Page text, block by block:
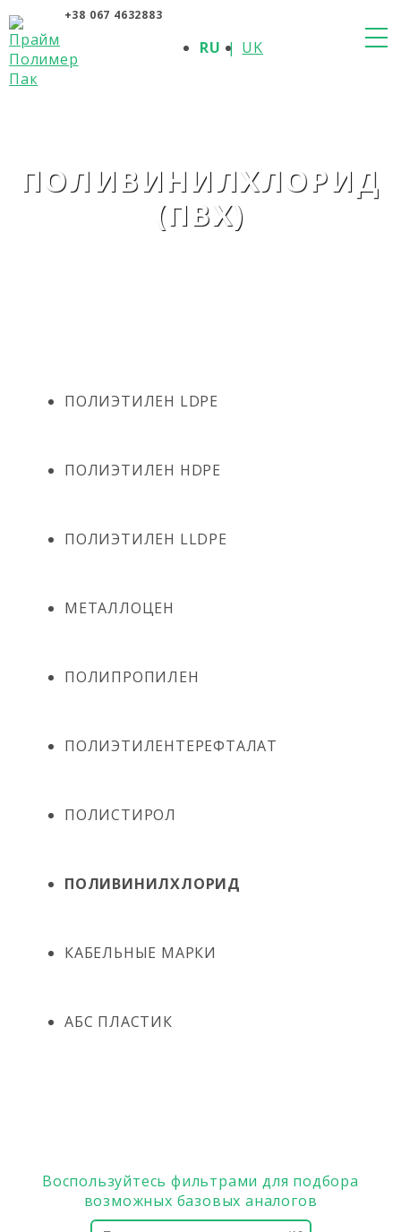
+38 067 4632883
RU UK
ПОЛИВИНИЛХЛОРИД
(ПВХ)
ПОЛИЭТИЛЕН LDPE
ПОЛИЭТИЛЕН HDPE
ПОЛИЭТИЛЕН LLDPE
МЕТАЛЛОЦЕН
ПОЛИПРОПИЛЕН
ПОЛИЭТИЛЕНТЕРЕФТАЛАТ
ПОЛИСТИРОЛ
ПОЛИВИНИЛХЛОРИД
КАБЕЛЬНЫЕ МАРКИ
АБС ПЛАСТИК
Воспользуйтесь фильтрами для подбора
возможных базовых аналогов
О КОМПАНИИ
ПРОДУКЦИЯ